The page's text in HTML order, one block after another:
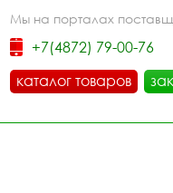
Мы на порталах
+7(4872) 79-00-76
каталог товаров